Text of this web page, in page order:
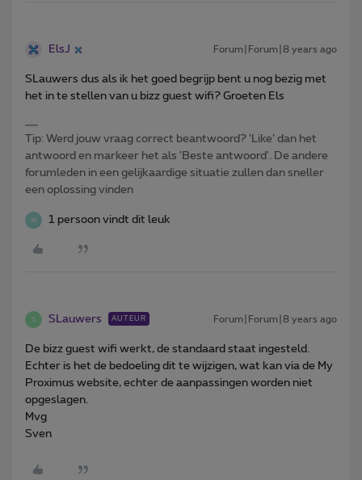
ElsJ Forum|Forum|8 years ago
SLauwers dus als ik het goed begrijp bent u nog bezig met
het in te stellen van u bizz guest wifi? Groeten Els
Tip: Werd jouw vraag correct beantwoord? ‘Like’ dan het
antwoord en markeer het als 'Beste antwoord'. De andere
forumleden in een gelijkaardige situatie zullen dan sneller
een oplossing vinden
W 1 persoon vindt dit leuk
S SLauwers AUTEUR Forum|Forum|8 years ago
De bizz guest wifi werkt, de standaard staat ingesteld.
Echter is het de bedoeling dit te wijzigen, wat kan via de My
Proximus website, echter de aanpassingen worden niet
opgeslagen.
Mvg
Sven